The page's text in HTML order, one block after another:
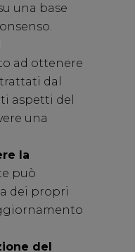
una base
ad ottenere
dal
aspetti del
una
la
può
dei propri
del